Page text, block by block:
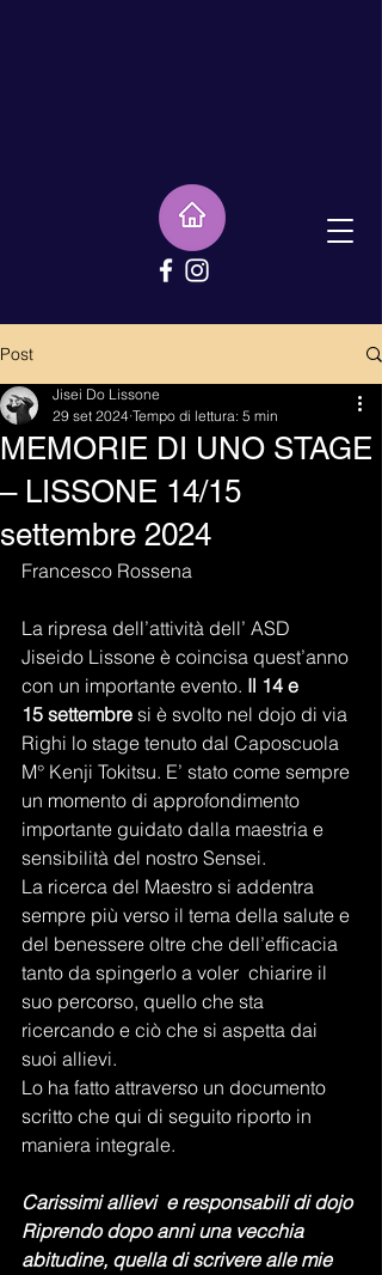
Post
MEMORIE DI UNO STAGE
– LISSONE 14/15
settembre 2024
Jisei Do Lissone
29 set 2024 Tempo di lettura: 5 min
Francesco Rossena
La ripresa dell’attività dell’ ASD
Jiseido Lissone è coincisa quest’anno
con un importante evento. Il 14 e
15 settembre si è svolto nel dojo di via
Righi lo stage tenuto dal Caposcuola
M° Kenji Tokitsu. E’ stato come sempre
un momento di approfondimento
importante guidato dalla maestria e
sensibilità del nostro Sensei.
La ricerca del Maestro si addentra
sempre più verso il tema della salute e
del benessere oltre che dell’efficacia
tanto da spingerlo a voler  chiarire il
suo percorso, quello che sta
ricercando e ciò che si aspetta dai
suoi allievi.
Lo ha fatto attraverso un documento
scritto che qui di seguito riporto in
maniera integrale.
Carissimi allievi  e responsabili di dojo
Riprendo dopo anni una vecchia
abitudine, quella di scrivere alle mie